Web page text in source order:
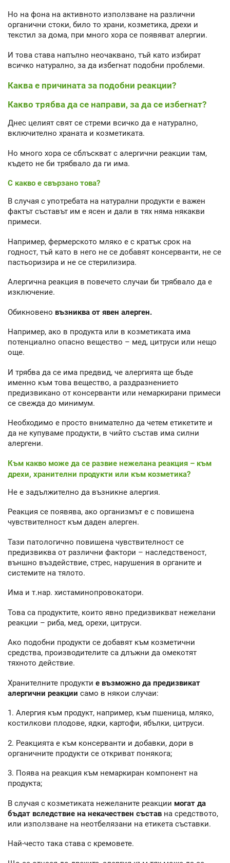
Но на фона на активното използване на различни
органични стоки, било то храни, козметика, дрехи и
текстил за дома, при много хора се появяват алергии.
И това става напълно неочаквано, тъй като избират
всичко натурално, за да избегнат подобни проблеми.
Каква е причината за подобни реакции?
Какво трябва да се направи, за да се избегнат?
Днес целият свят се стреми всичко да е натурално,
включително храната и козметиката.
Но много хора се сблъскват с алергични реакции там,
където не би трябвало да ги има.
С какво е свързано това?
В случая с употребата на натурални продукти е важен
фактът съставът им е ясен и дали в тях няма някакви
примеси.
Например, фермерското мляко е с кратък срок на
годност, тъй като в него не се добавят консерванти, не се
пастьоризира и не се стерилизира.
Алергична реакция в повечето случаи би трябвало да е
изключение.
Обикновено възниква от явен алерген.
Например, ако в продукта или в козметиката има
потенциално опасно вещество – мед, цитруси или нещо
още.
И трябва да се има предвид, че алергията ще бъде
именно към това вещество, а раздразнението
предизвикано от консерванти или немаркирани примеси
се свежда до минимум.
Необходимо е просто внимателно да четем етикетите и
да не купуваме продукти, в чийто състав има силни
алергени.
Към какво може да се развие нежелана реакция – към
дрехи, хранителни продукти или към козметика?
Не е задължително да възникне алергия.
Реакция се появява, ако организмът е с повишена
чувствителност към даден алерген.
Тази патологично повишена чувствителност се
предизвиква от различни фактори – наследственост,
външно въздействие, стрес, нарушения в органите и
системите на тялото.
Има и т.нар. хистаминопровокатори.
Това са продуктите, които явно предизвикват нежелани
реакции – риба, мед, орехи, цитруси.
Ако подобни продукти се добавят към козметични
средства, производителите са длъжни да омекотят
тяхното действие.
Хранителните продукти е възможно да предизвикат
алергични реакции само в някои случаи:
1. Алергия към продукт, например, към пшеница, мляко,
костилкови плодове, ядки, картофи, ябълки, цитруси.
2. Реакцията е към консерванти и добавки, дори в
органичните продукти се откриват понякога;
3. Поява на реакция към немаркиран компонент на
продукта;
В случая с козметиката нежеланите реакции могат да
бъдат вследствие на некачествен състав на средството,
или използване на неотбелязани на етикета съставки.
Най-често така става с кремовете.